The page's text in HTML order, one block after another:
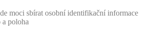
moci sbírat osobní identifikační informace
a poloha